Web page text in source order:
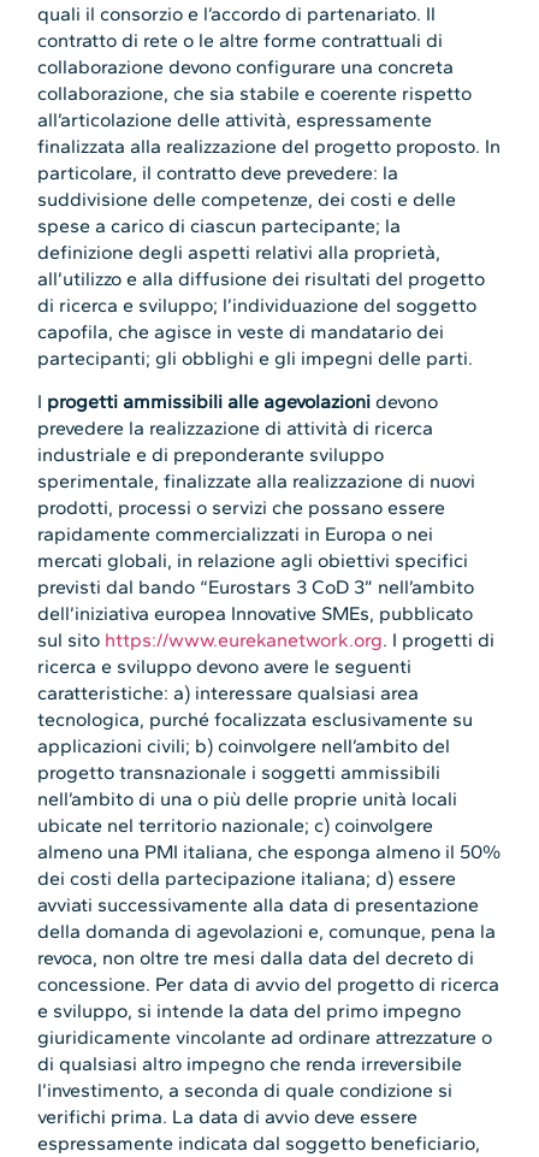
quali il consorzio e l’accordo di partenariato. Il
contratto di rete o le altre forme contrattuali di
collaborazione devono configurare una concreta
collaborazione, che sia stabile e coerente rispetto
all’articolazione delle attività, espressamente
finalizzata alla realizzazione del progetto proposto. In
particolare, il contratto deve prevedere: la
suddivisione delle competenze, dei costi e delle
spese a carico di ciascun partecipante; la
definizione degli aspetti relativi alla proprietà,
all’utilizzo e alla diffusione dei risultati del progetto
di ricerca e sviluppo; l’individuazione del soggetto
capofila, che agisce in veste di mandatario dei
partecipanti; gli obblighi e gli impegni delle parti.
I progetti ammissibili alle agevolazioni devono
prevedere la realizzazione di attività di ricerca
industriale e di preponderante sviluppo
sperimentale, finalizzate alla realizzazione di nuovi
prodotti, processi o servizi che possano essere
rapidamente commercializzati in Europa o nei
mercati globali, in relazione agli obiettivi specifici
previsti dal bando “Eurostars 3 CoD 3” nell’ambito
dell’iniziativa europea Innovative SMEs, pubblicato
sul sito https://www.eurekanetwork.org. I progetti di
ricerca e sviluppo devono avere le seguenti
caratteristiche: a) interessare qualsiasi area
tecnologica, purché focalizzata esclusivamente su
applicazioni civili; b) coinvolgere nell’ambito del
progetto transnazionale i soggetti ammissibili
nell’ambito di una o più delle proprie unità locali
ubicate nel territorio nazionale; c) coinvolgere
almeno una PMI italiana, che esponga almeno il 50%
dei costi della partecipazione italiana; d) essere
avviati successivamente alla data di presentazione
della domanda di agevolazioni e, comunque, pena la
revoca, non oltre tre mesi dalla data del decreto di
concessione. Per data di avvio del progetto di ricerca
e sviluppo, si intende la data del primo impegno
giuridicamente vincolante ad ordinare attrezzature o
di qualsiasi altro impegno che renda irreversibile
l’investimento, a seconda di quale condizione si
verifichi prima. La data di avvio deve essere
espressamente indicata dal soggetto beneficiario,